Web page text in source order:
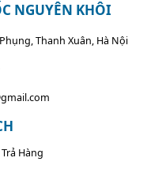
NGUYÊN KHÔI
Thanh Xuân, Hà Nội
Hàng